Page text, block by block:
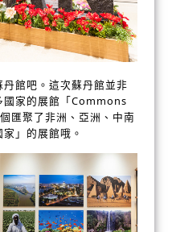
館吧。這次蘇丹館並非
國家的展館「Commons
匯聚了非洲、亞洲、中南
」的展館哦。